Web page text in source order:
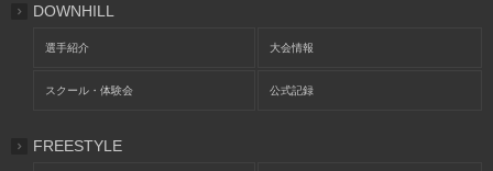
DOWNHILL
選手紹介 大会情報
スクール・体験会 公式記録
FREESTYLE